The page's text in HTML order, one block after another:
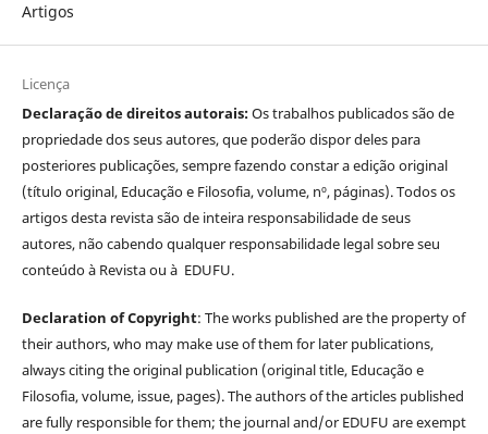
Artigos
Licença
Declaração de direitos autorais:Os trabalhos publicados são de
propriedade dos seus autores, que poderão dispor deles para
posteriores publicações, sempre fazendo constar a edição original
(título original, Educação e Filosofia, volume, nº, páginas). Todos os
artigos desta revista são de inteira responsabilidade de seus
autores, não cabendo qualquer responsabilidade legal sobre seu
conteúdo à Revista ou à EDUFU.
Declaration of Copyright: The works published are the property of
their authors, who may make use of them for later publications,
always citing the original publication (original title, Educação e
Filosofia, volume, issue, pages). The authors of the articles published
are fully responsible for them; the journal and/or EDUFU are exempt